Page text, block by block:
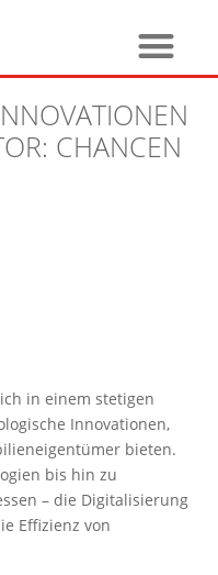
CHANCEN
in einem stetigen
Innovationen,
bieten.
bis hin zu
– die Digitalisierung
Effizienz von